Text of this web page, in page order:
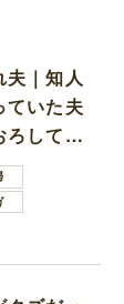
夫｜知人
ていた夫
ろしてほ